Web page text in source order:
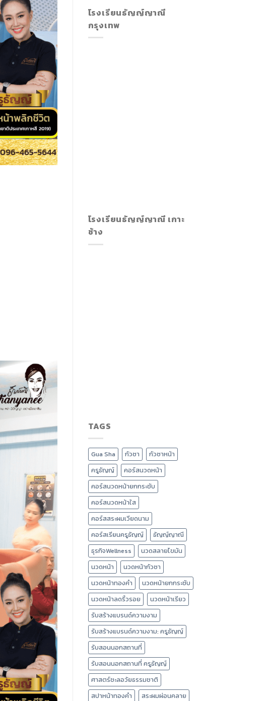
โรงเรียนธัญญ์ญาณี
กรุงเทพ
โรงเรียนธัญญ์ญาณี เกาะ
ช้าง
TAGS
Gua Sha กัวซา
กัวซาหน้า
ครูธัญญ์
คอร์สนวดหน้า
คอร์สนวดหน้ายกกระชับ
คอร์สนวดหน้าใส
คอร์สสระผมเวียดนาม
คอร์สเรียนครูธัญญ์
ธัญญ์ญาณี
ธุรกิจWellness
นวดสลายไขมัน
นวดหน้า
นวดหน้ากัวซา
นวดหน้าทองคำ
นวดหน้ายกกระชับ
นวดหน้าลดริ้วรอย
นวดหน้าเรียว
รับสร้างแบรนด์ความงาม
รับสร้างแบรนด์ความงาม: ครูธัญญ์
รับสอนนอกสถานที่
รับสอนนอกสถานที่ ครูธัญญ์
ศาสตร์ชะลอวัยธรรมชาติ
สปาหน้าทองคำ
สระผมผ่อนคลาย